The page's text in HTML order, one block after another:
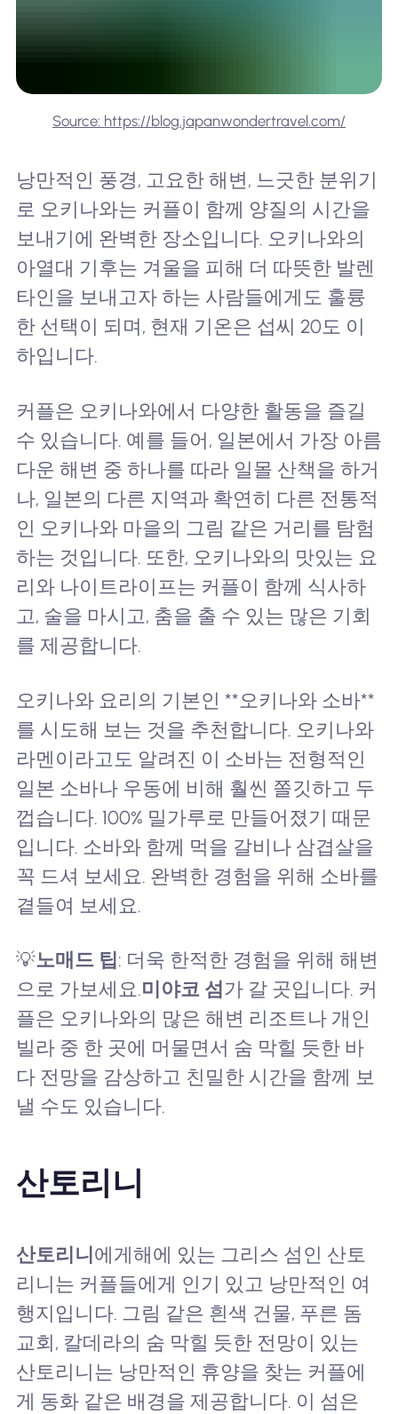
Source: https://blog.japanwondertravel.com/
낭만적인 풍경, 고요한 해변, 느긋한 분위기
로 오키나와는 커플이 함께 양질의 시간을
보내기에 완벽한 장소입니다. 오키나와의
아열대 기후는 겨울을 피해 더 따뜻한 발렌
타인을 보내고자 하는 사람들에게도 훌륭
한 선택이 되며, 현재 기온은 섭씨 20도 이
하입니다.
커플은 오키나와에서 다양한 활동을 즐길
수 있습니다. 예를 들어, 일본에서 가장 아름
다운 해변 중 하나를 따라 일몰 산책을 하거
나, 일본의 다른 지역과 확연히 다른 전통적
인 오키나와 마을의 그림 같은 거리를 탐험
하는 것입니다. 또한, 오키나와의 맛있는 요
리와 나이트라이프는 커플이 함께 식사하
고, 술을 마시고, 춤을 출 수 있는 많은 기회
를 제공합니다.
오키나와 요리의 기본인 **오키나와 소바**
를 시도해 보는 것을 추천합니다. 오키나와
라멘이라고도 알려진 이 소바는 전형적인
일본 소바나 우동에 비해 훨씬 쫄깃하고 두
껍습니다. 100% 밀가루로 만들어졌기 때문
입니다. 소바와 함께 먹을 갈비나 삼겹살을
꼭 드셔 보세요. 완벽한 경험을 위해 소바를
곁들여 보세요.
💡노매드 팁: 더욱 한적한 경험을 위해 해변
으로 가보세요.미야코 섬가 갈 곳입니다. 커
플은 오키나와의 많은 해변 리조트나 개인
빌라 중 한 곳에 머물면서 숨 막힐 듯한 바
다 전망을 감상하고 친밀한 시간을 함께 보
낼 수도 있습니다.
산토리니
산토리니 에게해에 있는 그리스 섬인 산토
리니는 커플들에게 인기 있고 낭만적인 여
행지입니다. 그림 같은 흰색 건물, 푸른 돔
교회, 칼데라의 숨 막힐 듯한 전망이 있는
산토리니는 낭만적인 휴양을 찾는 커플에
게 동화 같은 배경을 제공합니다. 이 섬은